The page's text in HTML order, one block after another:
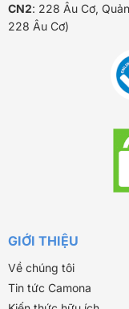
CN2: 228 Âu Cơ,
228 Âu Cơ)
GIỚI THIỆU
Về chúng tôi
Tin tức Camona